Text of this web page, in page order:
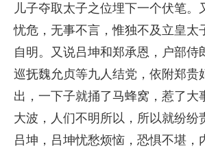
儿子夺取太子之位埋下一个伏笔。
忧危，无事不言，惟独不及立皇太
自明。又说吕坤和郑承恩，户部侍
巡抚魏允贞等九人结党，依附郑贵
出，一下子就捅了马蜂窝，惹了大
大波，人们不明所以，所以就纷纷
吕坤，吕坤忧愁烦恼，恐惧不堪，